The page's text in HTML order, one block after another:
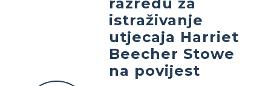
istraživanje
utjecaja Harriet
Beecher Stowe
na povijest